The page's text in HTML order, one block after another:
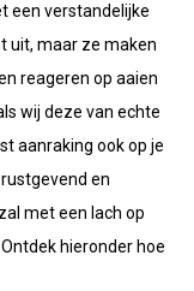
een verstandelijke
uit, maar ze maken
reageren op aaien
wij deze van echte
aanraking ook op je
en
met een lach op
hieronder hoe